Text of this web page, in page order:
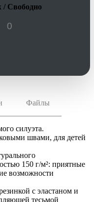
Свободно
силуэта.
швами, для детей
150 г/м²: приятные
возможности
с эластаном и
тесьмой
г/м²
Файлы
Draw
Illustrator